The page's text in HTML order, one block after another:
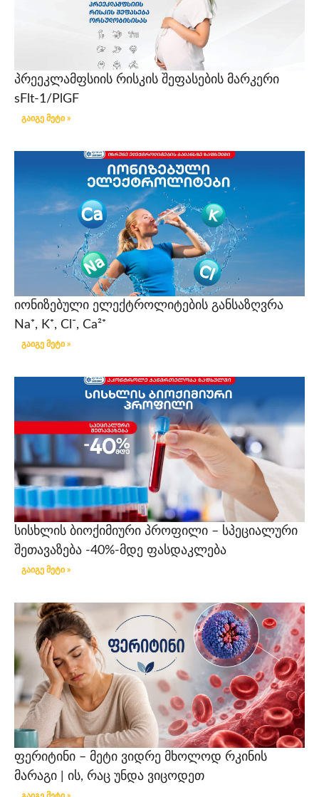
პრეეკლამფსიის რისკის შეფასების მარკერი
sFlt-1/PlGF
გაიგე მეტი »
იონიზებული ელექტროლიტების განსაზღვრა
Na⁺, K⁺, Cl⁻, Ca²⁺
გაიგე მეტი »
სისხლის ბიოქიმიური პროფილი – სპეციალური
შეთავაზება -40%-მდე ფასდაკლება
გაიგე მეტი »
ფერიტინი – მეტი ვიდრე მხოლოდ რკინის
მარაგი | ის, რაც უნდა ვიცოდეთ